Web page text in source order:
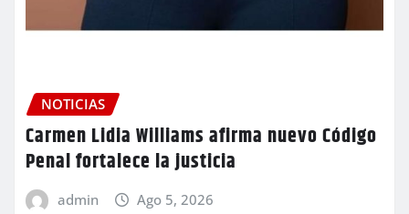
NOTICIAS
Carmen Lidia Williams afirma nuevo Código
Penal fortalece la justicia
admin Ago 5, 2026